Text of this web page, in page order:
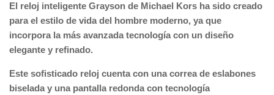
El reloj inteligente Grayson de Michael Kors ha sido creado
para el estilo de vida del hombre moderno, ya que
incorpora la más avanzada tecnología con un diseño
elegante y refinado.
Este sofisticado reloj cuenta con una correa de eslabones
biselada y una pantalla redonda con tecnología